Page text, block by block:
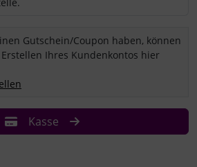
Gutschein und wollen ihn einlösen?
Gutschein/Coupon haben, können
Ihres Kundenkontos hier
Kasse